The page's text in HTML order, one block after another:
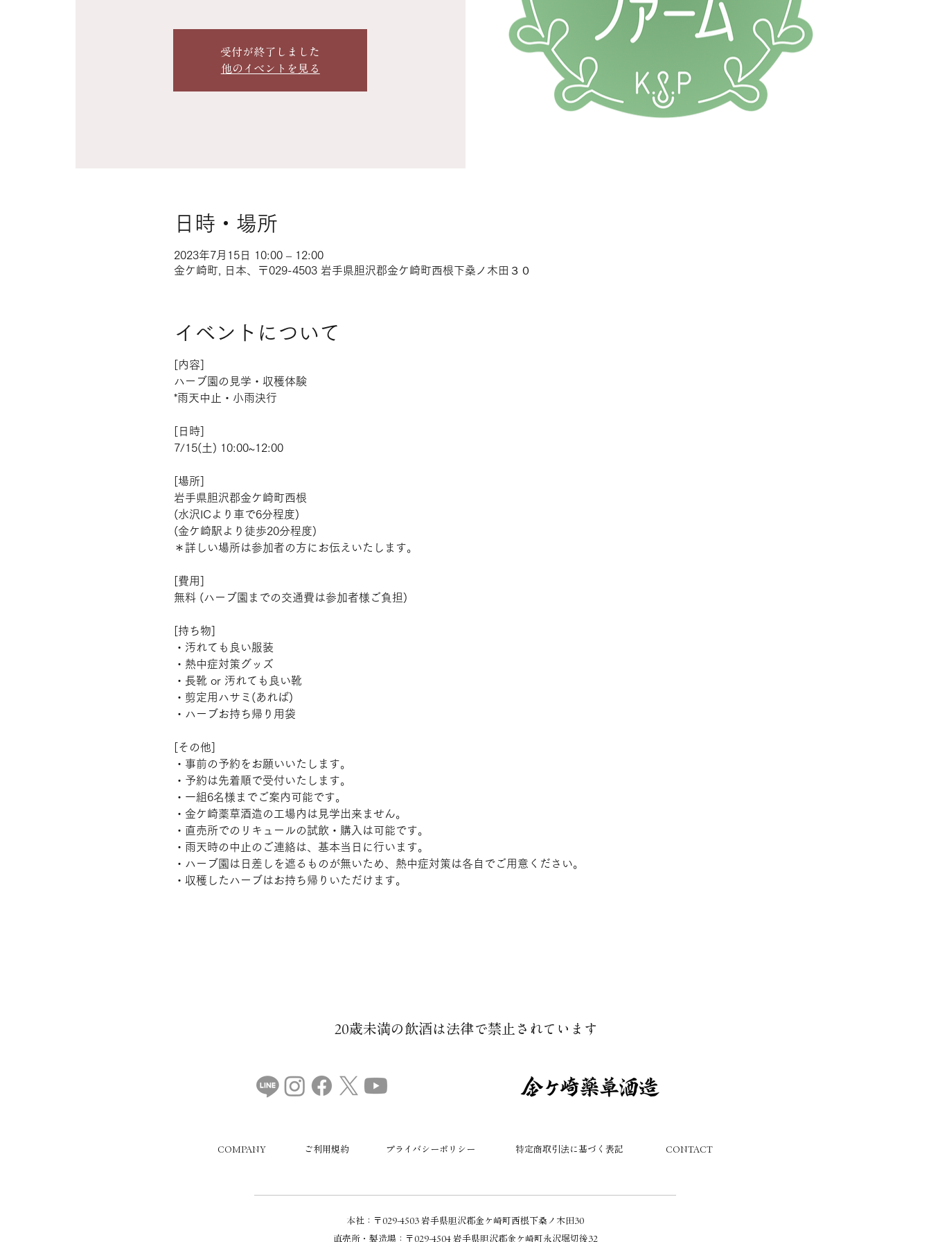
受付が終了しました
他のイベントを見る
日時・場所
2023年7月15日 10:00 – 12:00
金ケ崎町, 日本、〒029-4503 岩手県胆沢郡金ケ崎町西根下桑ノ木田３０
イベントについて
[内容]
ハーブ園の見学・収穫体験
*雨天中止・小雨決行
[日時]
7/15(土) 10:00~12:00
[場所]
岩手県胆沢郡金ケ崎町西根
(水沢ICより車で6分程度)
(金ケ崎駅より徒歩20分程度)
＊詳しい場所は参加者の方にお伝えいたします。
[費用]
無料 (ハーブ園までの交通費は参加者様ご負担)
[持ち物]
・汚れても良い服装
・熱中症対策グッズ
・長靴 or 汚れても良い靴
・剪定用ハサミ(あれば)
・ハーブお持ち帰り用袋
[その他]
・事前の予約をお願いいたします。
・予約は先着順で受付いたします。
・一組6名様までご案内可能です。
・金ケ崎薬草酒造の工場内は見学出来ません。
・直売所でのリキュールの試飲・購入は可能です。
・雨天時の中止のご連絡は、基本当日に行います。
・ハーブ園は日差しを遮るものが無いため、熱中症対策は各自でご用意ください。
・収穫したハーブはお持ち帰りいただけます。
20歳未満の飲酒は法律で禁止されています​
COMPANY ご利用規約 プライバシーポリシー 特定商取引法に基づく表記 CONTACT
本社：​〒029-4503 岩手県胆沢郡金ケ崎町西根下桑ノ木田30
直売所・製造場：
〒029-4504 岩手県胆沢郡金ケ崎町永沢堀切後32